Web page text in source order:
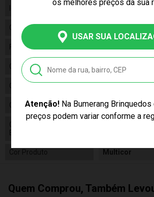
os melhores preços da sua
USAR SUA
Atenção!Na Bumerang
preços podem variar conforme a
06m+
Gênero
Fabricante
Código 10734
Código de Barras
Composição Polipropileno
Conteúdo da
Embalagem
Cor Produto Multicor
Quem Comprou, Também